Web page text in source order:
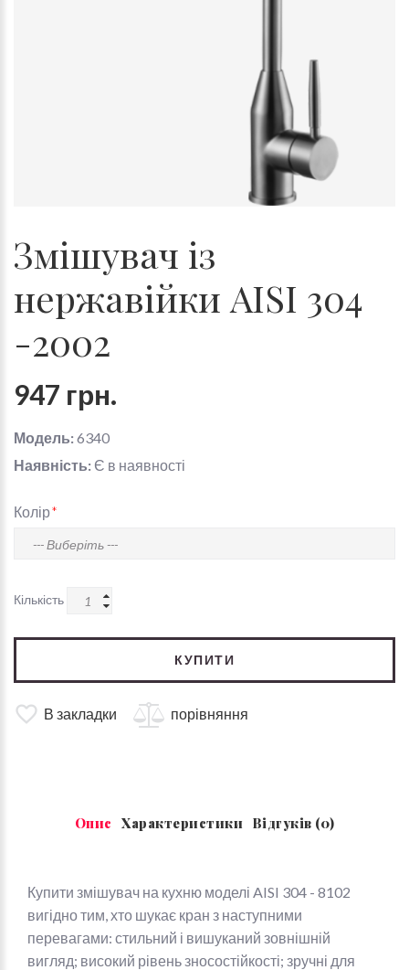
Змішувач із
нержавійки AISI 304
-2002
947 грн.
Модель:6340
Наявність: Є в наявності
Колір
Кількість
КУПИТИ
В закладки порівняння
Опис Характеристики Відгуків (0)
Купити змішувач на кухню моделі AISI 304 - 8102
вигідно тим, хто шукає кран з наступними
перевагами: стильний і вишуканий зовнішній
вигляд; високий рівень зносостійкості; зручні для